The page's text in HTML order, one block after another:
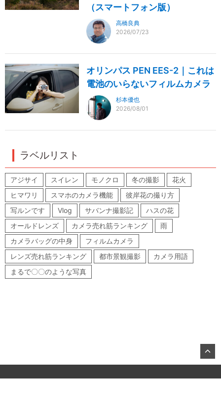
（スマートフォン版）
高橋良典
2026/07/23
オリンパス PEN EES-2｜これは
電池のいらないフィルムカメラ
杉本優也
2026/08/01
ラベルリスト
アジサイ スイレン モノクロ 冬の撮影
花火
ヒマワリ
スマホのカメラ機能
彼岸花の撮り方
写ルンです
Vlog サバンナ撮影記
ハスの花
オールドレンズ
カメラ売れ筋ランキング
雨
カメラバッグの中身
フィルムカメラ
レンズ売れ筋ランキング
都市景観撮影
カメラ用語
まるで〇〇のような写真